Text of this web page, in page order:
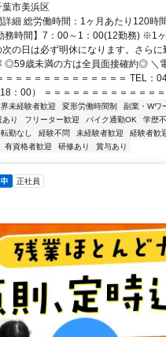
葉市美浜区
詳細 総労働時間：1ヶ月あたり120時
務時間】7：00～1：00(12勤務) ※1
の日は必ず明休になります。さらに
◎59歳未満の方は全員面接確約◎ ＼
＝＝＝＝＝＝＝＝＝＝＝＝＝ TEL：
：00） ＝＝＝＝＝＝＝＝＝＝＝＝
未経験者歓迎 変形労働時間制 副業・Wワ
あり
フリーター歓迎 バイク通勤OK 学歴
転勤なし 経験不問 未経験者歓迎 経験者歓
有資格者歓迎 研修あり 賞与あり
正社員